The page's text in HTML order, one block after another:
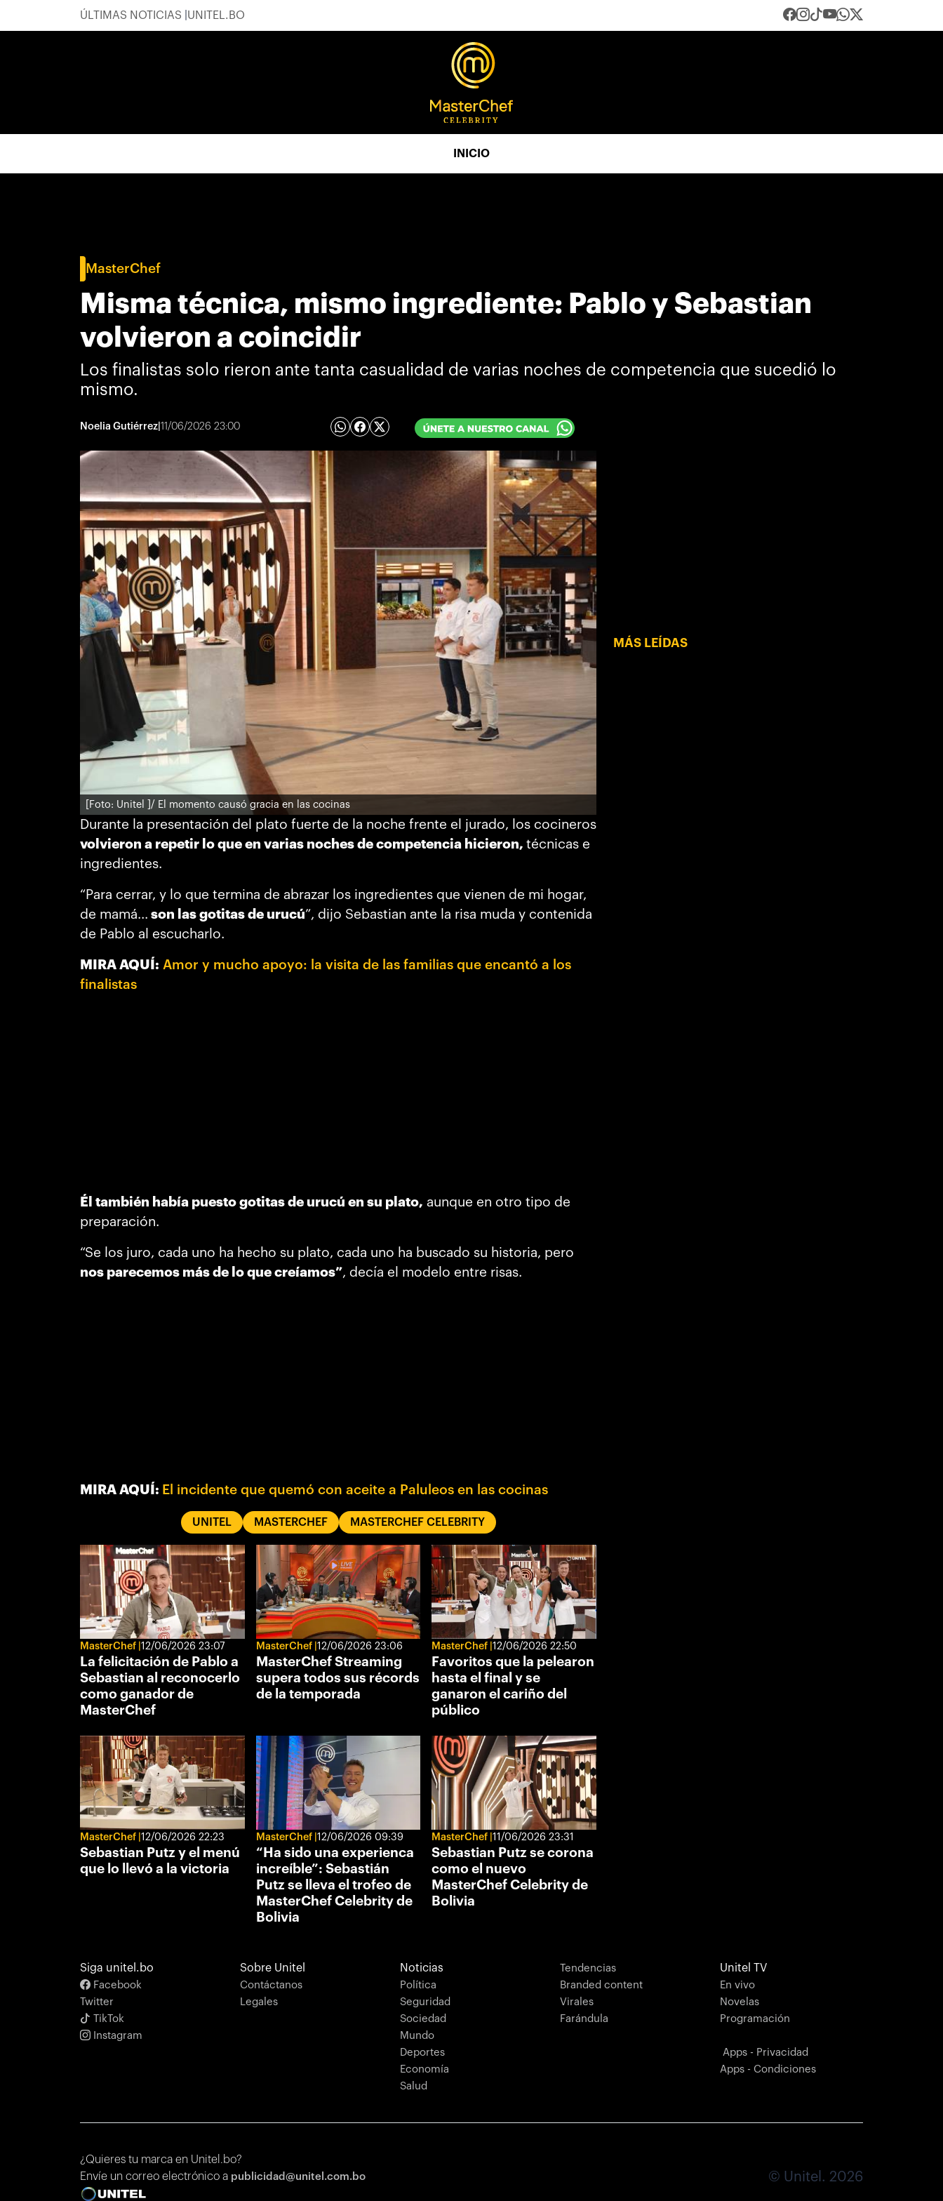
ÚLTIMAS NOTICIAS UNITEL.BO
INICIO
MasterChef
Misma técnica, mismo ingrediente: Pablo y Sebastian
volvieron a coincidir
Los finalistas solo rieron ante tanta casualidad de varias noches de competencia que sucedió lo
mismo.
Noelia Gutiérrez 11/06/2026 23:00
[Foto: Unitel ] / El momento causó gracia en las cocinas
Durante la presentación del plato fuerte de la noche frente el jurado, los cocineros
volvieron a repetir lo que en varias noches de competencia hicieron, técnicas e
ingredientes.
“Para cerrar, y lo que termina de abrazar los ingredientes que vienen de mi hogar,
de mamá... son las gotitas de urucú”, dijo Sebastian ante la risa muda y contenida
de Pablo al escucharlo.
MIRA AQUÍ: Amor y mucho apoyo: la visita de las familias que encantó a los
finalistas
Él también había puesto gotitas de urucú en su plato, aunque en otro tipo de
preparación.
“Se los juro, cada uno ha hecho su plato, cada uno ha buscado su historia, pero
nos parecemos más de lo que creíamos”, decía el modelo entre risas.
MIRA AQUÍ: El incidente que quemó con aceite a Paluleos en las cocinas
UNITEL MASTERCHEF MASTERCHEF CELEBRITY
MasterChef 12/06/2026 23:07
La felicitación de Pablo a
Sebastian al reconocerlo
como ganador de
MasterChef
MasterChef 12/06/2026 23:06
MasterChef Streaming
supera todos sus récords
de la temporada
MasterChef 12/06/2026 22:50
Favoritos que la pelearon
hasta el final y se
ganaron el cariño del
público
MasterChef 12/06/2026 22:23
Sebastian Putz y el menú
que lo llevó a la victoria
MasterChef 12/06/2026 09:39
“Ha sido una experienca
increíble”: Sebastián
Putz se lleva el trofeo de
MasterChef Celebrity de
Bolivia
MasterChef 11/06/2026 23:31
Sebastian Putz se corona
como el nuevo
MasterChef Celebrity de
Bolivia
MÁS LEÍDAS
Siga unitel.bo
Facebook
Twitter
TikTok
Instagram
Sobre Unitel
Contáctanos
Legales
Noticias
Política
Seguridad
Sociedad
Mundo
Deportes
Economía
Salud
Tendencias
Branded content
Virales
Farándula
Unitel TV
En vivo
Novelas
Programación
Apps - Privacidad
Apps - Condiciones
¿Quieres tu marca en Unitel.bo?
Envíe un correo electrónico a publicidad@unitel.com.bo © Unitel. 2026